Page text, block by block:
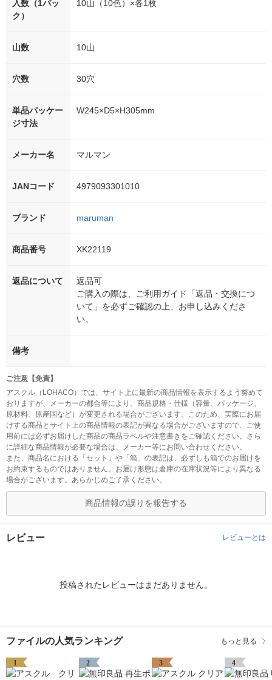
入数（1パッ
ク）
10山（10色）×各1枚
山数 10山
穴数 30穴
単品パッケー
ジ寸法
W245×D5×H305mm
メーカー名 マルマン
JANコード 4979093301010
ブランド maruman
商品番号 XK22119
返品について
返品可
ご購入の際は、ご利用ガイド「返品・交換につ
いて」を必ずご確認の上、お申し込みくださ
い。
備考
ご注意【免責】
アスクル（LOHACO）では、サイト上に最新の商品情報を表示するよう努めて
おりますが、メーカーの都合等により、商品規格・仕様（容量、パッケージ、
原材料、原産国など）が変更される場合がございます。このため、実際にお届
けする商品とサイト上の商品情報の表記が異なる場合がございますので、ご使
用前には必ずお届けした商品の商品ラベルや注意書きをご確認ください。さら
に詳細な商品情報が必要な場合は、メーカー等にお問い合わせください。
また、商品名における「セット」や「箱」の表記は、必ずしも箱でのお届けを
お約束するものではありません。お届け形態は倉庫の在庫状況等により異なる
場合がございます。あらかじめご了承ください。
商品情報の誤りを報告する
レビュー レビューとは
投稿されたレビューはまだありません。
ファイルの人気ランキング もっと見る
1 2 3 4